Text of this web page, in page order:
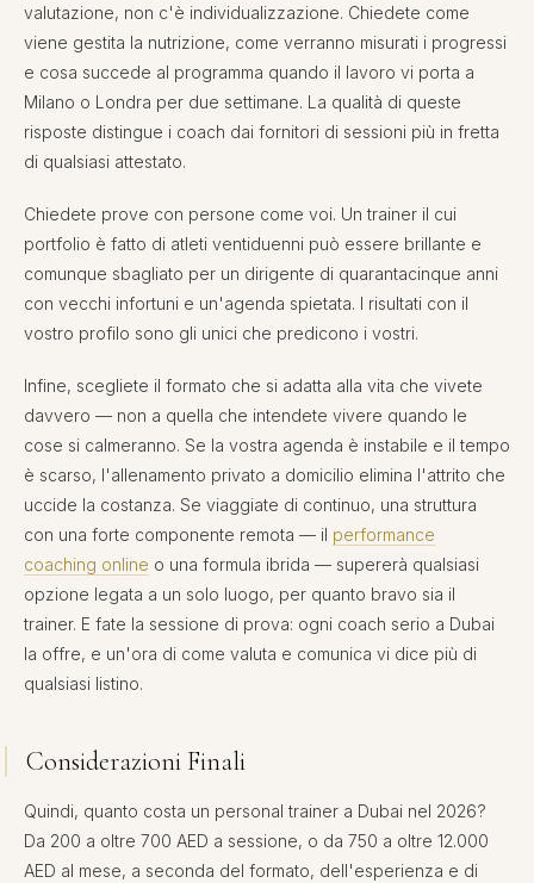
valutazione, non c'è individualizzazione. Chiedete come
viene gestita la nutrizione, come verranno misurati i progressi
e cosa succede al programma quando il lavoro vi porta a
Milano o Londra per due settimane. La qualità di queste
risposte distingue i coach dai fornitori di sessioni più in fretta
di qualsiasi attestato.
Chiedete prove con persone come voi. Un trainer il cui
portfolio è fatto di atleti ventiduenni può essere brillante e
comunque sbagliato per un dirigente di quarantacinque anni
con vecchi infortuni e un'agenda spietata. I risultati con il
vostro profilo sono gli unici che predicono i vostri.
Infine, scegliete il formato che si adatta alla vita che vivete
davvero — non a quella che intendete vivere quando le
cose si calmeranno. Se la vostra agenda è instabile e il tempo
è scarso, l'allenamento privato a domicilio elimina l'attrito che
uccide la costanza. Se viaggiate di continuo, una struttura
con una forte componente remota — il performance
coaching online o una formula ibrida — supererà qualsiasi
opzione legata a un solo luogo, per quanto bravo sia il
trainer. E fate la sessione di prova: ogni coach serio a Dubai
la offre, e un'ora di come valuta e comunica vi dice più di
qualsiasi listino.
Considerazioni Finali
Quindi, quanto costa un personal trainer a Dubai nel 2026?
Da 200 a oltre 700 AED a sessione, o da 750 a oltre 12.000
AED al mese, a seconda del formato, dell'esperienza e di